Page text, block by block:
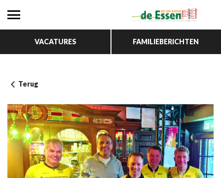
VACATURES FAMILIEBERICHTEN
Terug